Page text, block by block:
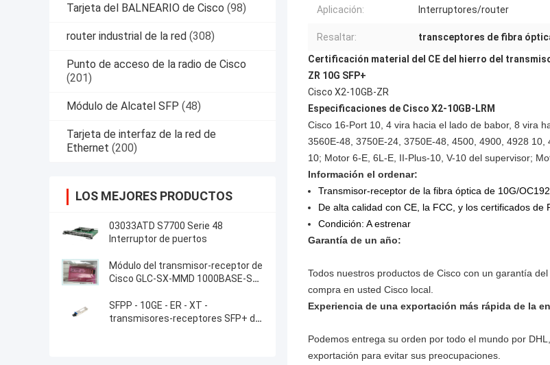
Tarjeta del BALNEARIO de Cisco (98)
router industrial de la red (308)
Punto de acceso de la radio de Cisco
(201)
Módulo de Alcatel SFP (48)
Tarjeta de interfaz de la red de
Ethernet (200)
LOS MEJORES PRODUCTOS
03033ATD S7700 Serie 48
Interruptor de puertos
Módulo del transmisor-receptor de
Cisco GLC-SX-MMD 1000BASE-SX
SFPP - 10GE - ER - XT -
transmisores-receptores SFP+ del
Aplicación: Interruptores/router
Resaltar: transceptores de fibra
Certificación material del CE del hierro del
ZR 10G SFP+
Cisco X2-10GB-ZR
Especificaciones de Cisco X2-10GB-LRM
Cisco 16-Port 10, 4 vira hacia el lado de babor, 8 vira
3560E-48, 3750E-24, 3750E-48, 4500, 4900, 4928
10; Motor 6-E, 6L-E, II-Plus-10, V-10 del supervisor;
Información el ordenar:
Transmisor-receptor de la fibra óptica de 10G/
De alta calidad con CE, la FCC, y los certificados de
Condición: A estrenar
Garantía de un año:
Todos nuestros productos de Cisco con un garantía
compra en usted Cisco local.
Experiencia de una exportación más rápida de la
Podemos entrega su orden por todo el mundo por
exportación para evitar sus preocupaciones.